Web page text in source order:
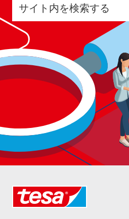
サイト内を検索する